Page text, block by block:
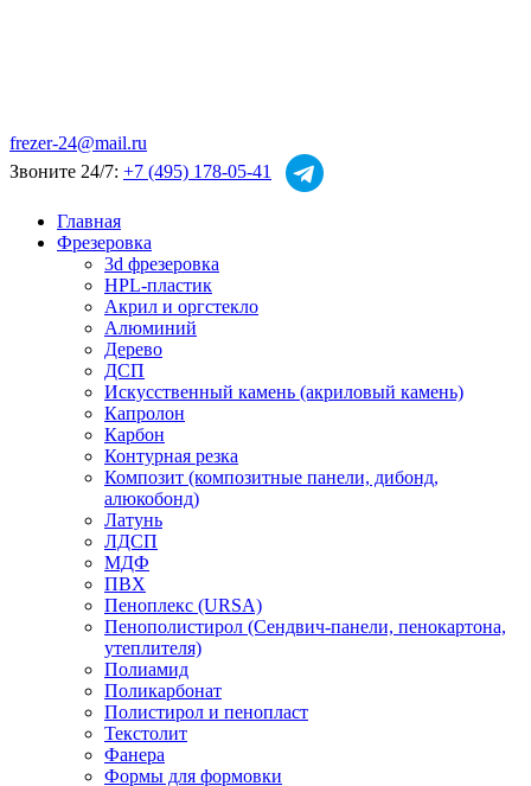
frezer-24@mail.ru
Звоните 24/7: +7 (495) 178-05-41
Главная
Фрезеровка
3d фрезеровка
HPL-пластик
Акрил и оргстекло
Алюминий
Дерево
ДСП
Искусственный камень (акриловый камень)
Капролон
Карбон
Контурная резка
Композит (композитные панели, дибонд,
алюкобонд)
Латунь
ЛДСП
МДФ
ПВХ
Пеноплекс (URSA)
Пенополистирол (Сендвич-панели, пенокартона,
утеплителя)
Полиамид
Поликарбонат
Полистирол и пенопласт
Текстолит
Фанера
Формы для формовки